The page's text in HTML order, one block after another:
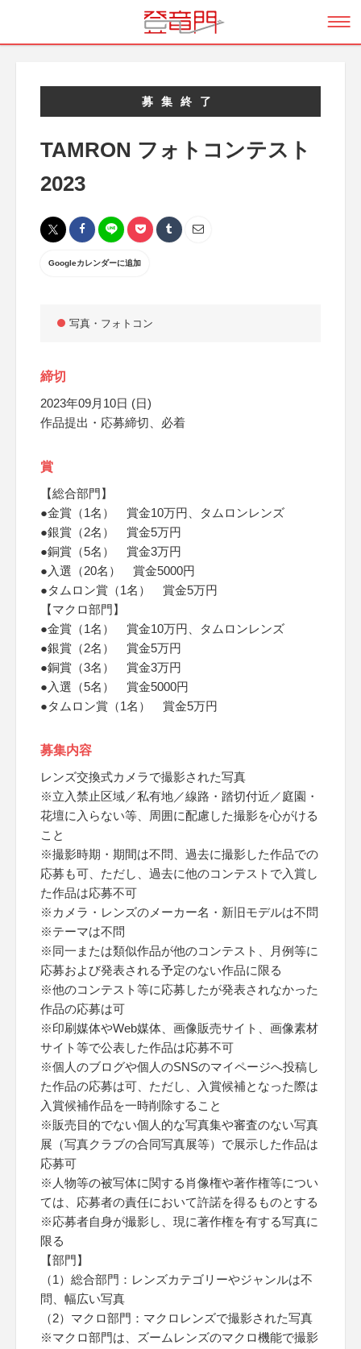
募集終了
TAMRON フォトコンテスト
2023
Googleカレンダーに追加
写真・フォトコン
締切
2023年09月10日 (日)
作品提出・応募締切、必着
賞
【総合部門】
●金賞（1名） 賞金10万円、タムロンレンズ
●銀賞（2名） 賞金5万円
●銅賞（5名） 賞金3万円
●入選（20名） 賞金5000円
●タムロン賞（1名） 賞金5万円
【マクロ部門】
●金賞（1名） 賞金10万円、タムロンレンズ
●銀賞（2名） 賞金5万円
●銅賞（3名） 賞金3万円
●入選（5名） 賞金5000円
●タムロン賞（1名） 賞金5万円
募集内容
レンズ交換式カメラで撮影された写真
※立入禁止区域／私有地／線路・踏切付近／庭園・
花壇に入らない等、周囲に配慮した撮影を心がける
こと
※撮影時期・期間は不問、過去に撮影した作品での
応募も可、ただし、過去に他のコンテストで入賞し
た作品は応募不可
※カメラ・レンズのメーカー名・新旧モデルは不問
※テーマは不問
※同一または類似作品が他のコンテスト、月例等に
応募および発表される予定のない作品に限る
※他のコンテスト等に応募したが発表されなかった
作品の応募は可
※印刷媒体やWeb媒体、画像販売サイト、画像素材
サイト等で公表した作品は応募不可
※個人のブログや個人のSNSのマイページへ投稿し
た作品の応募は可、ただし、入賞候補となった際は
入賞候補作品を一時削除すること
※販売目的でない個人的な写真集や審査のない写真
展（写真クラブの合同写真展等）で展示した作品は
応募可
※人物等の被写体に関する肖像権や著作権等につい
ては、応募者の責任において許諾を得るものとする
※応募者自身が撮影し、現に著作権を有する写真に
限る
【部門】
（1）総合部門：レンズカテゴリーやジャンルは不
問、幅広い写真
（2）マクロ部門：マクロレンズで撮影された写真
※マクロ部門は、ズームレンズのマクロ機能で撮影